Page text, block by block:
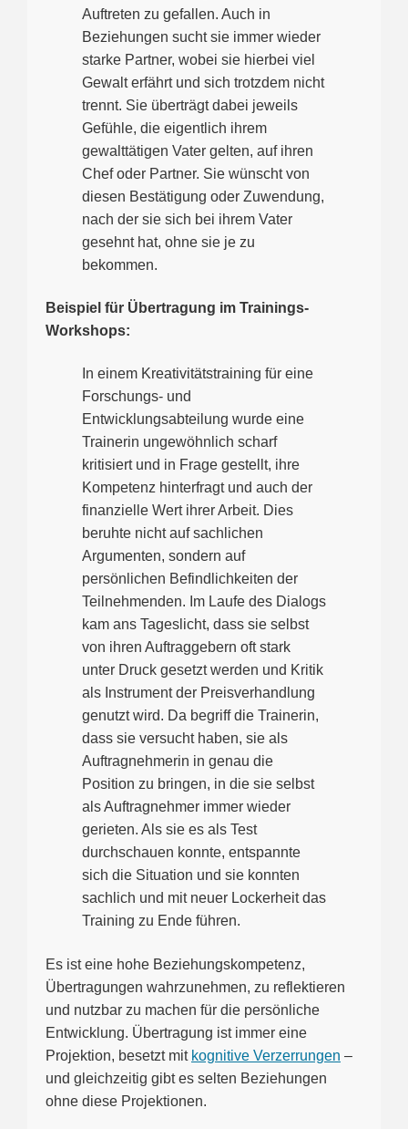
Auftreten zu gefallen. Auch in
Beziehungen sucht sie immer wieder
starke Partner, wobei sie hierbei viel
Gewalt erfährt und sich trotzdem nicht
trennt. Sie überträgt dabei jeweils
Gefühle, die eigentlich ihrem
gewalttätigen Vater gelten, auf ihren
Chef oder Partner. Sie wünscht von
diesen Bestätigung oder Zuwendung,
nach der sie sich bei ihrem Vater
gesehnt hat, ohne sie je zu
bekommen.
Beispiel für Übertragung im Trainings-
Workshops:
In einem Kreativitätstraining für eine
Forschungs- und
Entwicklungsabteilung wurde eine
Trainerin ungewöhnlich scharf
kritisiert und in Frage gestellt, ihre
Kompetenz hinterfragt und auch der
finanzielle Wert ihrer Arbeit. Dies
beruhte nicht auf sachlichen
Argumenten, sondern auf
persönlichen Befindlichkeiten der
Teilnehmenden. Im Laufe des Dialogs
kam ans Tageslicht, dass sie selbst
von ihren Auftraggebern oft stark
unter Druck gesetzt werden und Kritik
als Instrument der Preisverhandlung
genutzt wird. Da begriff die Trainerin,
dass sie versucht haben, sie als
Auftragnehmerin in genau die
Position zu bringen, in die sie selbst
als Auftragnehmer immer wieder
gerieten. Als sie es als Test
durchschauen konnte, entspannte
sich die Situation und sie konnten
sachlich und mit neuer Lockerheit das
Training zu Ende führen.
Es ist eine hohe Beziehungskompetenz,
Übertragungen wahrzunehmen, zu reflektieren
und nutzbar zu machen für die persönliche
Entwicklung. Übertragung ist immer eine
Projektion, besetzt mit kognitive Verzerrungen –
und gleichzeitig gibt es selten Beziehungen
ohne diese Projektionen.